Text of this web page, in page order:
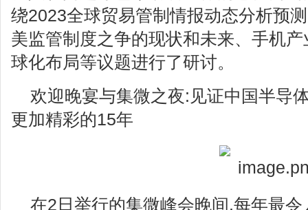
绕2023全球贸易管制情报动态分析预
美监管制度之争的现状和未来、手机
球化布局等议题进行了研讨。
欢迎晚宴与集微之夜:见证中国半导
更加精彩的15年
在2日举行的集微峰会晚间,每年最